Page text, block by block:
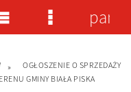
OGŁOSZENIE O SPRZEDAŻY
GMINY BIAŁA PISKA
Menu
szczegółowe
panel